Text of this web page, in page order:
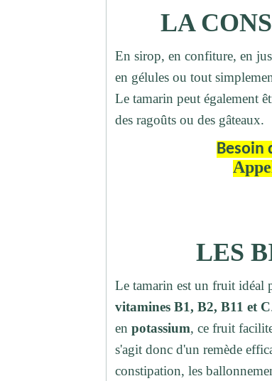
LA
En sirop, en confiture, en
en gélules ou tout
Le tamarin peut également
des ragoûts ou des gâteaux.
Besoin
LES
Le tamarin est un fruit idéal
vitamines B1, B2, B11 et C
enpotassium, ce fruit
s'agit donc d'un remède
constipation, les